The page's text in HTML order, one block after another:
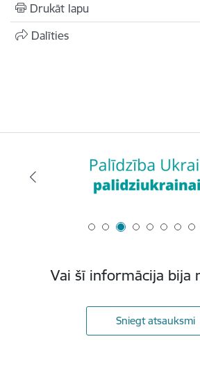
Drukāt lapu
Dalīties
Vai šī informācija bija
Sniegt atsauksmi